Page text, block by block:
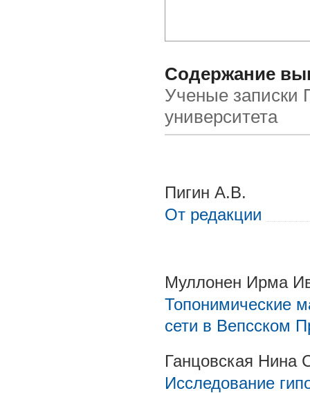
Содержание
Ученые записки
университета
Пигин А.В.
От редакции
Муллонен Ирма
Топонимические
сети в Вепсском
Ганцовская Нина
Исследование